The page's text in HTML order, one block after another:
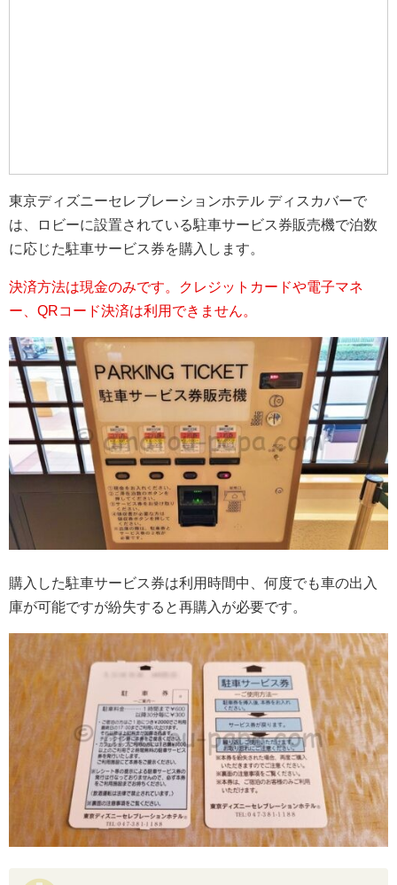
東京ディズニーセレブレーションホテル ディスカバーで
は、ロビーに設置されている駐車サービス券販売機で泊数
に応じた駐車サービス券を購入します。
決済方法は現金のみです。クレジットカードや電子マネ
ー、QRコード決済は利用できません。
購入した駐車サービス券は利用時間中、何度でも車の出入
庫が可能ですが紛失すると再購入が必要です。